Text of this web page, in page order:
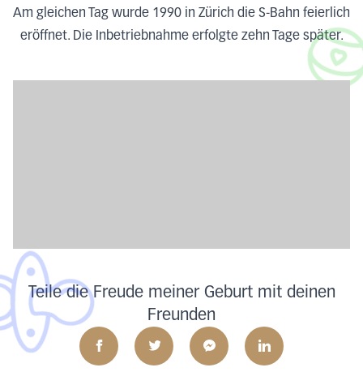
Am gleichen Tag wurde 1990 in Zürich die S-Bahn feierlich
eröffnet. Die Inbetriebnahme erfolgte zehn Tage später.
Teile die Freude meiner Geburt mit deinen
Freunden